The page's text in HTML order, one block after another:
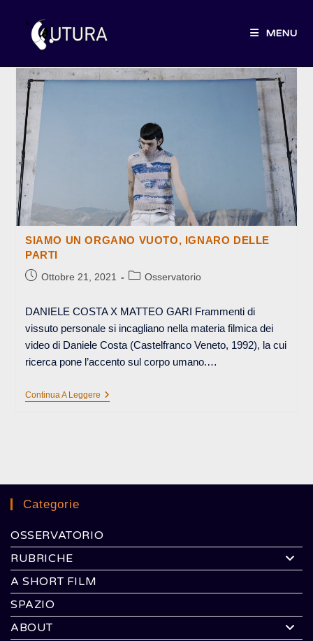
contenuto
MENU
SIAMO UN ORGANO VUOTO, IGNARO DELLE
PARTI
ArticoloOttobre 21, 2021
Categoria
Osservatorio
DANIELE COSTA X MATTEO GARI Frammenti di
vissuto personale si incagliano nella materia filmica dei
video di Daniele Costa (Castelfranco Veneto, 1992), la cui
ricerca pone l’accento sul corpo umano.…
Continua A LeggereSIAMO
Categorie
OSSERVATORIO
RUBRICHE
A SHORT FILM
SPAZIO
ABOUT